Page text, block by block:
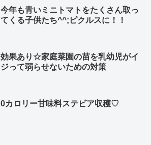
今年も青いミニトマトをたくさん取っ
てくる子供たち^^;ピクルスに！！
効果あり☆家庭菜園の苗を乳幼児がイ
ジって弱らせないための対策
0カロリー甘味料ステビア収穫♡